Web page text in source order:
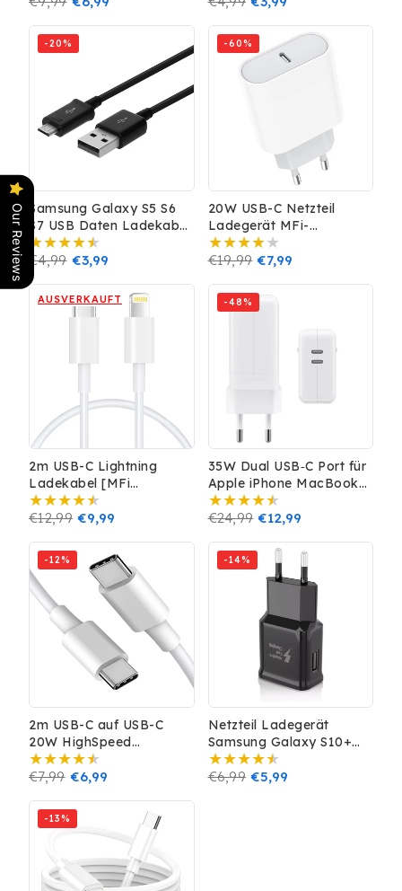
Preis
Preis
-20%
Samsung Galaxy S5 S6
S7 USB Daten Ladekabel
Schnellladegerät Kabel
Normaler
Preis
€4,99 Verkaufspreis
€3,99
-60%
20W USB-C Netzteil
Ladegerät MFi-
Zertifiziert für iPhone 14
13 12 11 Pro Max iPad
Normaler
€19,99 Verkaufspreis
€7,99
AUSVERKAUFT
2m USB-C Lightning
Ladekabel [MFi
Zertifiziert] für iPhone
iPad AirPods
Normaler
Preis
€12,99 Verkaufspreis
€9,99
-48%
35W Dual USB‑C Port für
Apple iPhone MacBook
Power Adapter
Ladegerät Netzteil
Normaler
Preis
€24,99 Verkaufspreis
€12,99
-12%
2m USB-C auf USB-C
20W HighSpeed
Ladekabel Datenkabel
5A weiss
Normaler
€7,99 Verkaufspreis
€6,99
-14%
Netzteil Ladegerät
Samsung Galaxy S10+
S20 S21 S22 Plus Note 10
Schwarz
Normaler
€6,99 Verkaufspreis
€5,99
-13%
Our Reviews